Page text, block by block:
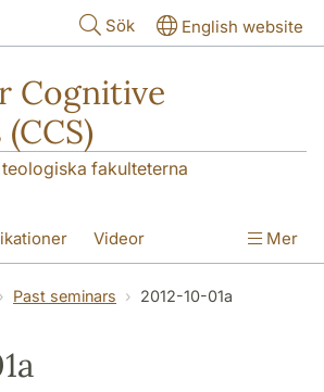
Sök English website
Cognitive
fakulteterna
Videor Mer
Past seminars 2012-10-01a